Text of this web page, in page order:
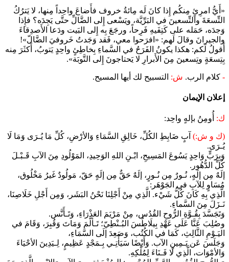
«أَيُّ امرِئٍ مِنكُم إِذا كانَ لَه مِائةُ خروف فأَضاعَ واحِداً مِنها، لا يَترُكُ
التِّسعَةَ والتِّسعينَ في البَرِّيَّة، ويَسْعى إِلى الضَّالِّ حتَّى يَجِدَه؟ فإِذا
وَجدَه، حَمَله على كَتِفَيهِ فَرِحاً، ورجَعَ بِه إِلى البَيت ودَعا الأَصدِقاءَ
والجيرانَ وقالَ لَهم: «افرَحوا معي، فَقد وَجَدتُ خَروفيَ الضَّالّ»!
أَقولُ لَكم: هكذا يكونُ الفَرَحُ في السَّماءِ بِخاطِئٍ واحِدٍ يَتوبُ، أَكثَرَ مِنه
بِتِسعَةٍ وتِسعينَ مِنَ الأَبرارِ لا يَحتاجونَ إِلى التَّوبَة».
- كلام الرب. ش: التسبيح لك أيها المسيح.
إعلان الإيمان
ك: أُومِنُ بإلهٍ واحِد:
(ك و ش:) آبٍ ضَابِطِ الكُلِّ، خَالِقِ السَّمَاءِ وَالأرْضِ، كُلِّ مَا يُـرَى وَمَا لَا
يُـرَى.
وَبِرَبٍّ وَاحِدٍ يَسُوعَ المَسِيحِ، ابْـنِ اللهِ الوَحِيدِ، المَوْلُودِ مِنَ الآبِ قَـبْـلَ
كُلِّ الدُّهُور.
إلَهٌ مِن إلَهٍ، نُـورٌ مِن نُـورٍ، إلَهٌ حَقٌّ مِن إلَهٍ حَقّ، مَولُودٌ غَيرُ مَخْلُوق،
مُسَاوٍ لِلآبِ في الجَوْهَر:
الَّذِي بِهِ كَانَ كُلُّ شَيْء. الَّذِي مِنْ أَجْلِنَا نَحْنُ البَشَر، وَمِن أَجْلِ خَلَاصِنَا،
نَـزَلَ مِنَ السَّماءِ.
وَتَجَسَّدَ بِقُـوَّةِ الرُّوحِ القُدُس، مِنْ مَرْيَمَ العَذْرَاءِ، وَتَـأَنَّس.
وصُلِبَ عَنَّا عَلَى عَهْدِ بِيلَاطُسَ البُـنْطِيّ؛ تَـألَّمَ وَمَاتَ وَقُبِرَ، وَقَامَ في
اليَـوْمِ الثَّالِثِ، كَمَا في الكُتُب، وَصَعِدَ إلَى السَّمَاءِ،
وَجَلَسَ عَن يَـمِينِ الآب. وَأَيْضًا سَيَأْتِـي بِـمَجْدٍ عَظِيمٍ، لِـيَدِينَ الأحْيَاءَ
وَالأمْوَات، الَّذِي لَا فَـنَاءَ لِمُلْكِهِ.